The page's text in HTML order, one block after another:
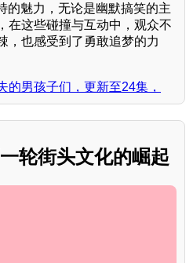
的魅力，无论是幽默搞笑的主
在这些碰撞与互动中，观众不
，也感受到了勇敢追梦的力
的男孩子们，更新至24集，
轮街头文化的崛起